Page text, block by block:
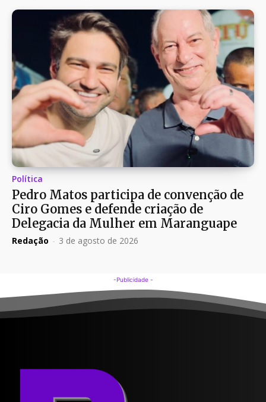
Política
Pedro Matos participa de convenção de
Ciro Gomes e defende criação de
Delegacia da Mulher em Maranguape
Redação - 3 de agosto de 2026
-Publicidade -